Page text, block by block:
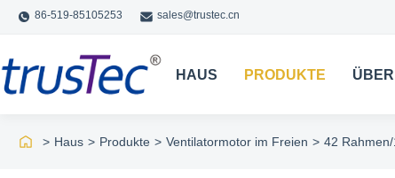
86-519-85105253 sales@trustec.cn
HAUS PRODUKTE
> Haus > Produkte > Ventilatormotor im Freien > 42